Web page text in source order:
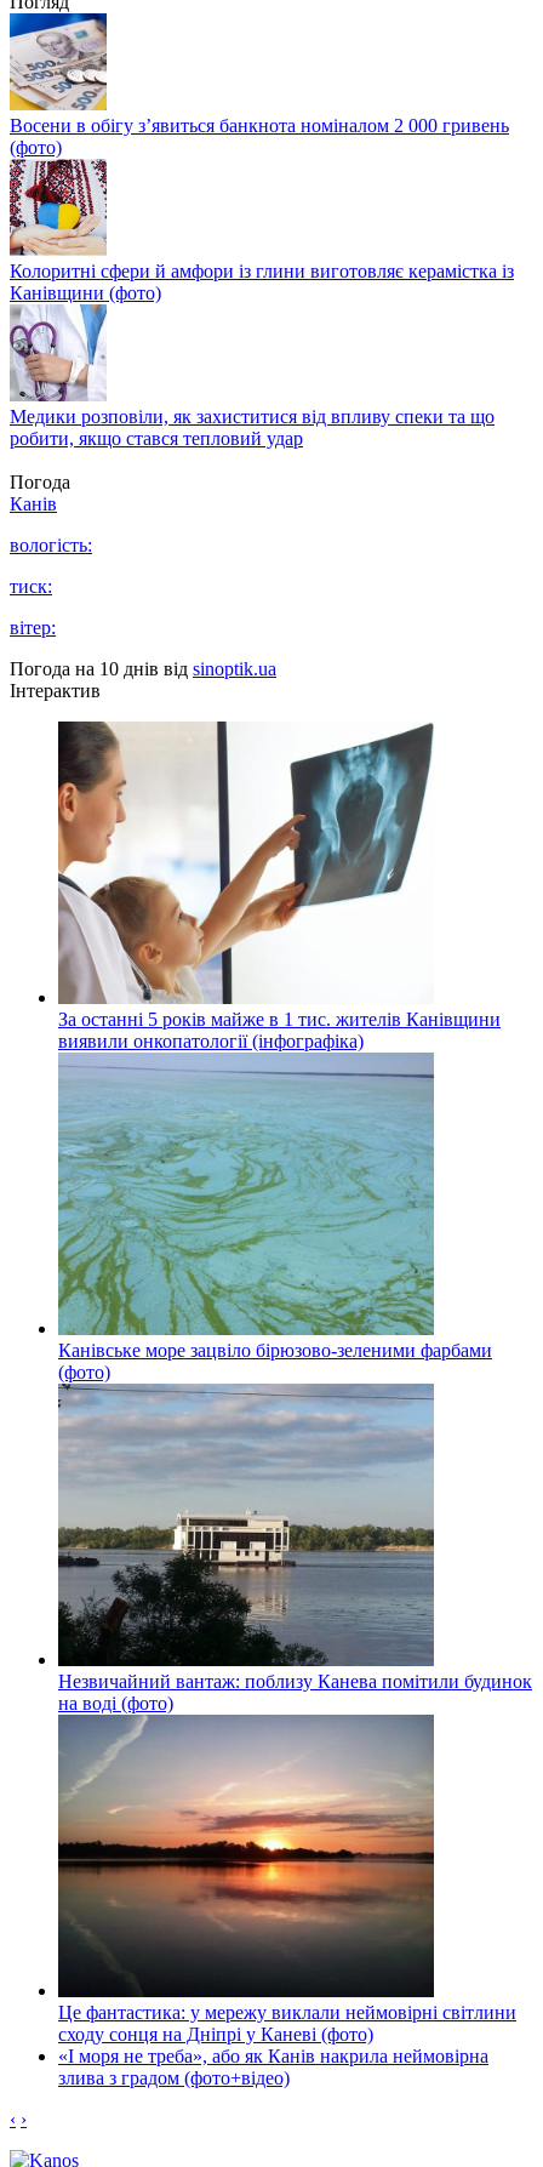
Восени в обігу з’явиться банкнота номіналом 2 000 гривень
(фото)
Колоритні сфери й амфори із глини виготовляє керамістка із
Канівщини (фото)
Медики розповіли, як захиститися від впливу спеки та що
робити, якщо стався тепловий удар
Погода
Канів
вологість:
тиск:
вітер:
Погода на 10 днів від sinoptik.ua
Інтерактив
За останні 5 років майже в 1 тис. жителів Канівщини
виявили онкопатології (інфографіка)
Канівське море зацвіло бірюзово-зеленими фарбами
(фото)
Незвичайний вантаж: поблизу Канева помітили будинок
на воді (фото)
Це фантастика: у мережу виклали неймовірні світлини
сходу сонця на Дніпрі у Каневі (фото)
«І моря не треба», або як Канів накрила неймовірна
злива з градом (фото+відео)
‹ ›